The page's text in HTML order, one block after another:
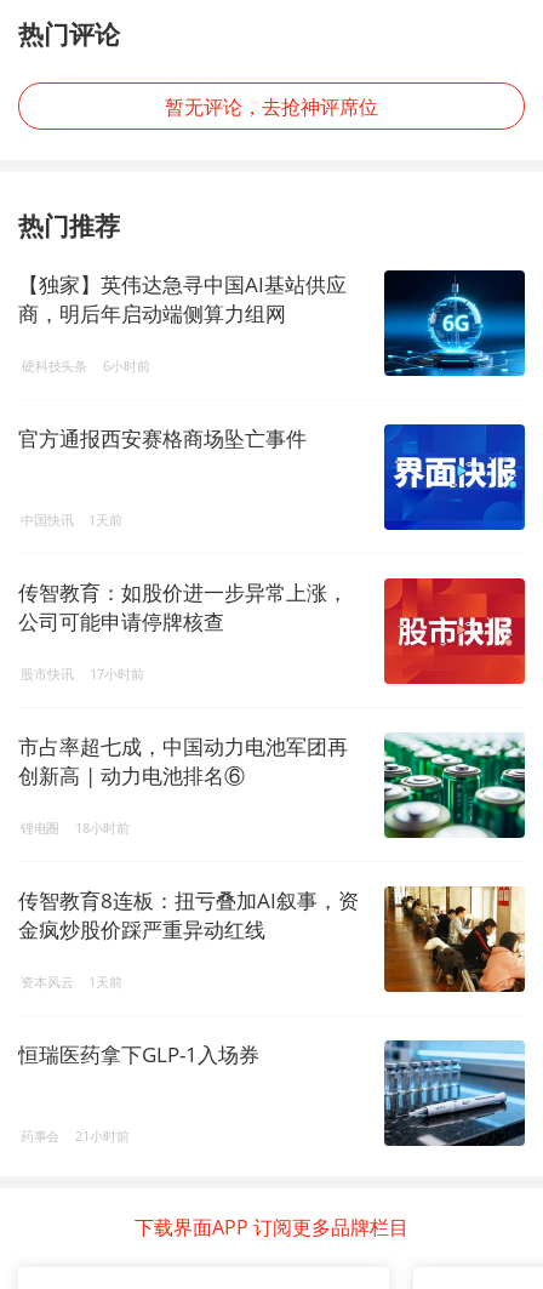
热门评论
暂无评论，去抢神评席位
热门推荐
【独家】英伟达急寻中国AI基站供应
商，明后年启动端侧算力组网
硬科技头条 6小时前
官方通报西安赛格商场坠亡事件
中国快讯 1天前
传智教育：如股价进一步异常上涨，
公司可能申请停牌核查
股市快讯 17小时前
市占率超七成，中国动力电池军团再
创新高 | 动力电池排名⑥
锂电圈 18小时前
传智教育8连板：扭亏叠加AI叙事，资
金疯炒股价踩严重异动红线
资本风云 1天前
恒瑞医药拿下GLP-1入场券
药事会 21小时前
下载界面APP 订阅更多品牌栏目